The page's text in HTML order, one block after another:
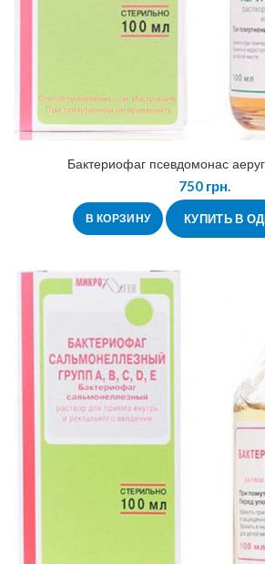
Бактериофаг псевдомонас
750грн.
В КОРЗИНУ КУПИТЬ В